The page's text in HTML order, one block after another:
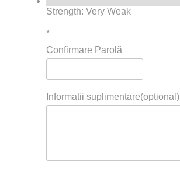
Strength: Very Weak
*
Confirmare Parolă
Informatii suplimentare(optional)